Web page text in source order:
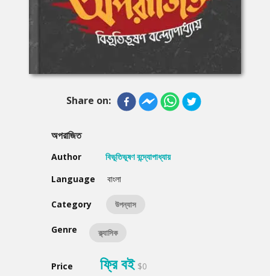
Share on:
অপরাজিত
Author
বিভূতিভূষণ বন্দ্যোপাধ্যায়
Language
বাংলা
Category উপন্যাস
Genre ক্ল্যাসিক
Price ফ্রি বই $0